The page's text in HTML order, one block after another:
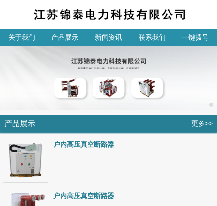
关于我们 产品展示 新闻资讯 联系我们 一键拨号
产品展示 更多>>
户内高压真空断路器
户内高压真空断路器